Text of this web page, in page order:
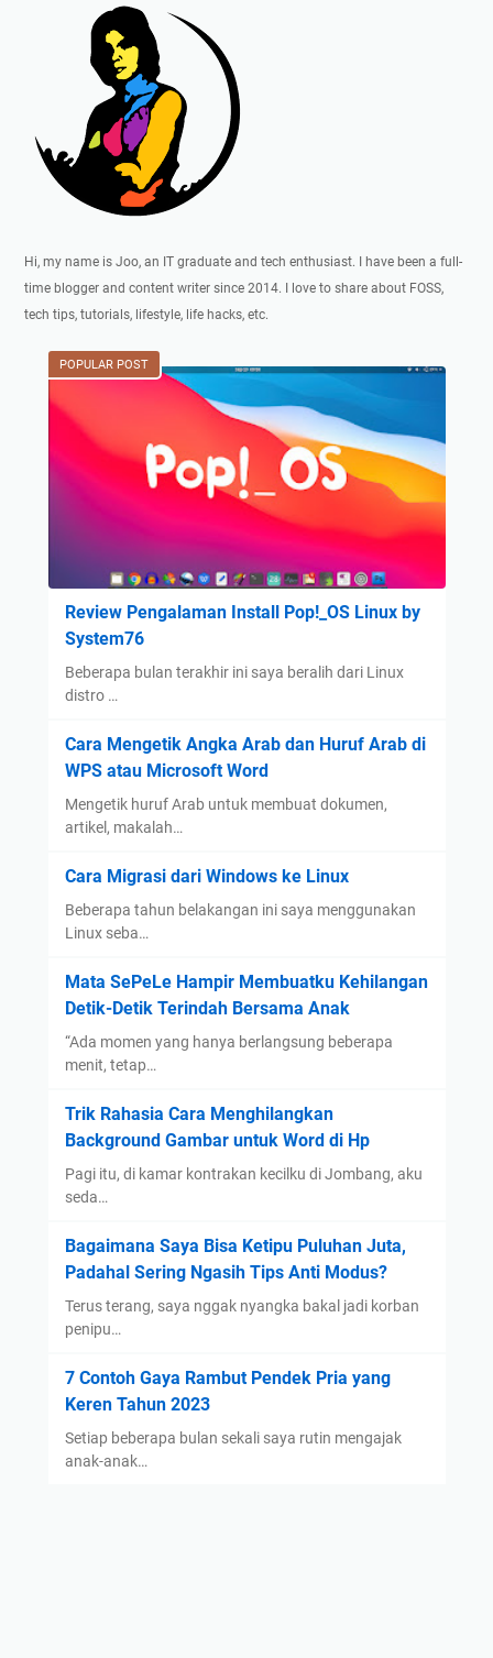
Hi, my name is Joo, an IT graduate and tech enthusiast. I have been a full-
time blogger and content writer since 2014. I love to share about FOSS,
tech tips, tutorials, lifestyle, life hacks, etc.
POPULAR POST
Review Pengalaman Install Pop!_OS Linux by
System76
Beberapa bulan terakhir ini saya beralih dari Linux
distro …
Cara Mengetik Angka Arab dan Huruf Arab di
WPS atau Microsoft Word
Mengetik huruf Arab untuk membuat dokumen,
artikel, makalah…
Cara Migrasi dari Windows ke Linux
Beberapa tahun belakangan ini saya menggunakan
Linux seba…
Mata SePeLe Hampir Membuatku Kehilangan
Detik-Detik Terindah Bersama Anak
“Ada momen yang hanya berlangsung beberapa
menit, tetap…
Trik Rahasia Cara Menghilangkan
Background Gambar untuk Word di Hp
Pagi itu, di kamar kontrakan kecilku di Jombang, aku
seda…
Bagaimana Saya Bisa Ketipu Puluhan Juta,
Padahal Sering Ngasih Tips Anti Modus?
Terus terang, saya nggak nyangka bakal jadi korban
penipu…
7 Contoh Gaya Rambut Pendek Pria yang
Keren Tahun 2023
Setiap beberapa bulan sekali saya rutin mengajak
anak-anak…